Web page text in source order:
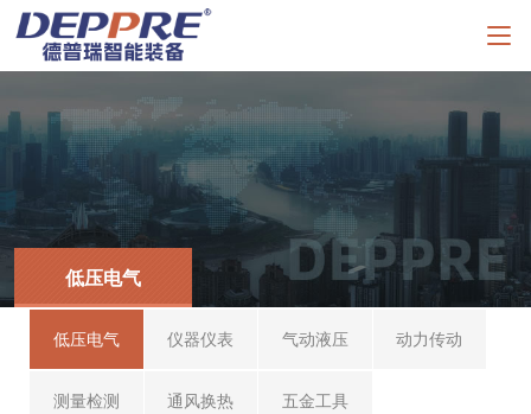
低压电气
低压电气 仪器仪表 气动液压 动力传动
测量检测 通风换热 五金工具